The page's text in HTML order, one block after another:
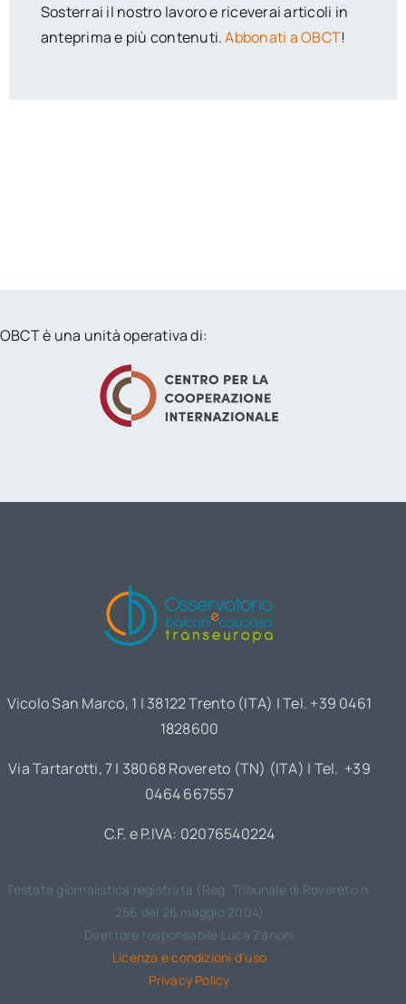
Sosterrai il nostro lavoro e riceverai articoli in
anteprima e più contenuti.Abbonati a OBCT!
OBCT è una unità operativa di:
Vicolo San Marco, 1 | 38122 Trento (ITA) | Tel. +39 0461
1828600
Via Tartarotti, 7 | 38068 Rovereto (TN) (ITA) | Tel. +39
0464 667557
C.F. e P.IVA: 02076540224
Testata giornalistica registrata (Reg. Tribunale di Rovereto n.
256 del 26 maggio 2004)
Direttore responsabile Luca Zanoni
Licenza e condizioni d’uso
Privacy Policy